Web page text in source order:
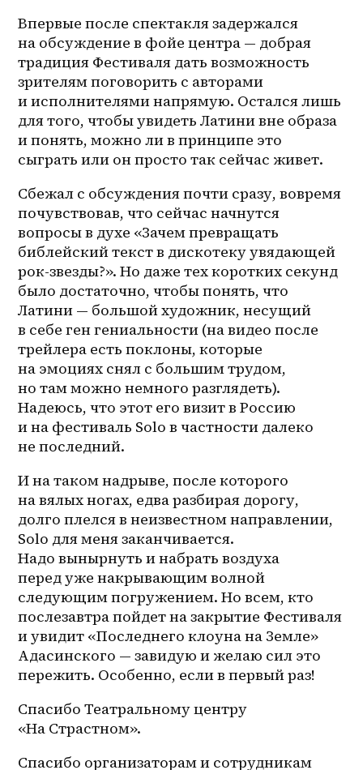
Впервые после спектакля задержался
на обсуждение в фойе центра — добрая
традиция Фестиваля дать возможность
зрителям поговорить с авторами
и исполнителями напрямую. Остался лишь
для того, чтобы увидеть Латини вне образа
и понять, можно ли в принципе это
сыграть или он просто так сейчас живет.
Сбежал с обсуждения почти сразу, вовремя
почувствовав, что сейчас начнутся
вопросы в духе «Зачем превращать
библейский текст в дискотеку увядающей
рок-звезды?». Но даже тех коротких секунд
было достаточно, чтобы понять, что
Латини — большой художник, несущий
в себе ген гениальности (на видео после
трейлера есть поклоны, которые
на эмоциях снял с большим трудом,
но там можно немного разглядеть).
Надеюсь, что этот его визит в Россию
и на фестиваль Solo в частности далеко
не последний.
И на таком надрыве, после которого
на вялых ногах, едва разбирая дорогу,
долго плелся в неизвестном направлении,
Solo для меня заканчивается.
Надо вынырнуть и набрать воздуха
перед уже накрывающим волной
следующим погружением. Но всем, кто
послезавтра пойдет на закрытие Фестиваля
и увидит «Последнего клоуна на Земле»
Адасинского — завидую и желаю сил это
пережить. Особенно, если в первый раз!
Спасибо Театральному центру
«На Страстном».
Спасибо организаторам и сотрудникам